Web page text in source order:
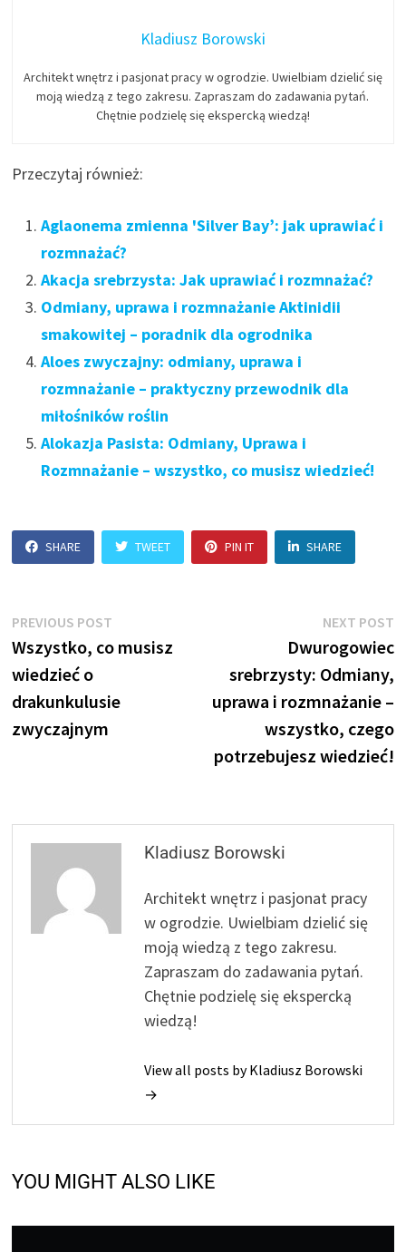
Kladiusz Borowski
Architekt wnętrz i pasjonat pracy w ogrodzie. Uwielbiam dzielić się
moją wiedzą z tego zakresu. Zapraszam do zadawania pytań.
Chętnie podzielę się ekspercką wiedzą!
Przeczytaj również:
Aglaonema zmienna 'Silver Bay’: jak uprawiać i
rozmnażać?
Akacja srebrzysta: Jak uprawiać i rozmnażać?
Odmiany, uprawa i rozmnażanie Aktinidii
smakowitej – poradnik dla ogrodnika
Aloes zwyczajny: odmiany, uprawa i
rozmnażanie – praktyczny przewodnik dla
miłośników roślin
Alokazja Pasista: Odmiany, Uprawa i
Rozmnażanie – wszystko, co musisz wiedzieć!
SHARE TWEET PIN IT SHARE
Nawigacja
wpisu
PREVIOUS POST
post:
Wszystko, co musisz
wiedzieć o
drakunkulusie
zwyczajnym
NEXT POST
Dwurogowiec
srebrzysty: Odmiany,
uprawa i rozmnażanie –
wszystko, czego
potrzebujesz wiedzieć!
Kladiusz Borowski
Architekt wnętrz i pasjonat pracy
w ogrodzie. Uwielbiam dzielić się
moją wiedzą z tego zakresu.
Zapraszam do zadawania pytań.
Chętnie podzielę się ekspercką
wiedzą!
View all posts by Kladiusz Borowski
→
YOU MIGHT ALSO LIKE